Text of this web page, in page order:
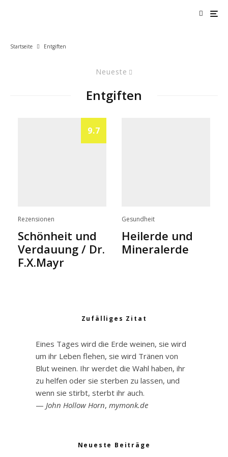
Startseite Entgiften
Neueste
Entgiften
9.7
Rezensionen
Schönheit und
Verdauung / Dr.
F.X.Mayr
Gesundheit
Heilerde und
Mineralerde
Zufälliges Zitat
Eines Tages wird die Erde weinen, sie wird
um ihr Leben flehen, sie wird Tränen von
Blut weinen. Ihr werdet die Wahl haben, ihr
zu helfen oder sie sterben zu lassen, und
wenn sie stirbt, sterbt ihr auch.
— John Hollow Horn, mymonk.de
Neueste Beiträge